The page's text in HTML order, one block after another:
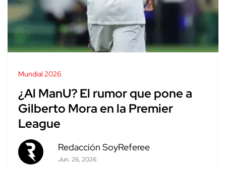
Mundial 2026
¿Al ManU? El rumor que pone a
Gilberto Mora en la Premier
League
Redacción SoyReferee
Jun. 26, 2026